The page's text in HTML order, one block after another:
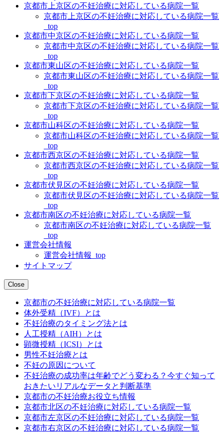
京都市上京区の不妊治療に対応している病院一覧
京都市上京区の不妊治療に対応している病院一覧
_top
京都市中京区の不妊治療に対応している病院一覧
京都市中京区の不妊治療に対応している病院一覧
_top
京都市東山区の不妊治療に対応している病院一覧
京都市東山区の不妊治療に対応している病院一覧
_top
京都市下京区の不妊治療に対応している病院一覧
京都市下京区の不妊治療に対応している病院一覧
_top
京都市山科区の不妊治療に対応している病院一覧
京都市山科区の不妊治療に対応している病院一覧
_top
京都市西京区の不妊治療に対応している病院一覧
京都市西京区の不妊治療に対応している病院一覧
_top
京都市伏見区の不妊治療に対応している病院一覧
京都市伏見区の不妊治療に対応している病院一覧
_top
京都市南区の不妊治療に対応している病院一覧
京都市南区の不妊治療に対応している病院一覧
_top
運営会社情報
運営会社情報_top
サイトマップ
Close
京都市の不妊治療に対応している病院一覧
体外受精（IVF）とは
不妊治療のタイミング法とは
人工授精（AIH）とは
顕微授精（ICSI）とは
男性不妊治療とは
不妊の原因について
不妊治療の成功率は年齢でどう変わる？今すぐ知って
おきたいリアルなデータと判断基準
京都市の不妊治療お役立ち情報
京都市北区の不妊治療に対応している病院一覧
京都市左京区の不妊治療に対応している病院一覧
京都市右京区の不妊治療に対応している病院一覧